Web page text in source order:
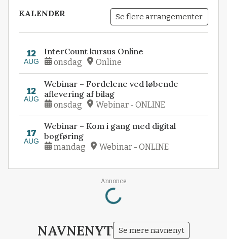
KALENDER Se flere arrangementer
12
AUG
InterCount kursus Online
onsdag Online
12
AUG
Webinar – Fordelene ved løbende
aflevering af bilag
onsdag Webinar - ONLINE
17
AUG
Webinar – Kom i gang med digital
bogføring
mandag Webinar - ONLINE
Annonce
Loading...
NAVNENYT Se mere navnenyt